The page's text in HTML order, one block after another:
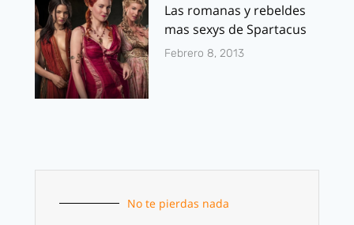
Las romanas y rebeldes
mas sexys de Spartacus
Febrero 8, 2013
No te pierdas nada